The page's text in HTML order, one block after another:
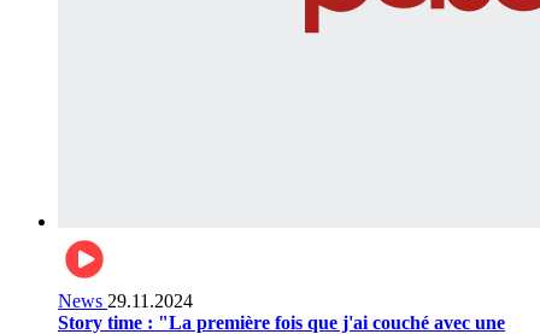
News 29.11.2024
Story time : "La première fois que j'ai couché avec une